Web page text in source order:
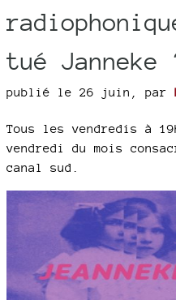
tué Janneke
publié le 26 juin par
Tous les vendredis à
vendredi du mois
canal sud.